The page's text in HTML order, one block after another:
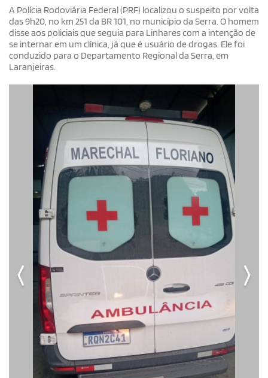
A Polícia Rodoviária Federal (PRF) localizou o suspeito por volta
das 9h20, no km 251 da BR 101, no município da Serra. O homem
disse aos policiais que seguia para Linhares com a intenção de
se internar em um clínica, já que é usuário de drogas. Ele foi
conduzido para o Departamento Regional da Serra, em
Laranjeiras.